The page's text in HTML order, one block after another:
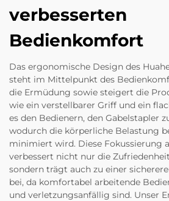
verbesserten
Bedienkomfort
Das ergonomische Design des
steht im Mittelpunkt des
die Ermüdung sowie steigert die
wie ein verstellbarer Griff und ein
es den Bedienern, den Gabelstapler
wodurch die körperliche Belastung
minimiert wird. Diese Fokussierung
verbessert nicht nur die
sondern trägt auch zu einer
bei, da komfortabel arbeitende
und verletzungsanfällig sind. Unser